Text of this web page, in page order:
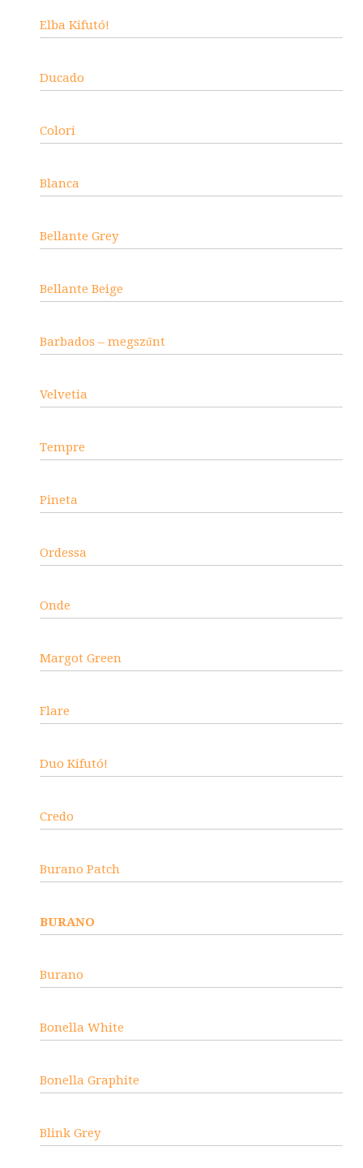
Elba Kifutó!
Ducado
Colori
Blanca
Bellante Grey
Bellante Beige
Barbados – megszűnt
Velvetia
Tempre
Pineta
Ordessa
Onde
Margot Green
Flare
Duo Kifutó!
Credo
Burano Patch
BURANO
Burano
Bonella White
Bonella Graphite
Blink Grey